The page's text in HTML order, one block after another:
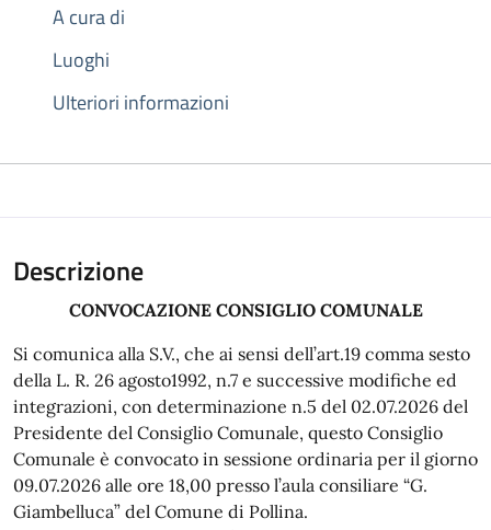
A cura di
Luoghi
Ulteriori informazioni
Descrizione
CONVOCAZIONE CONSIGLIO COMUNALE
Si comunica alla S.V., che ai sensi dell’art.19 comma sesto
della L. R. 26 agosto1992, n.7 e successive modifiche ed
integrazioni, con determinazione n.5 del 02.07.2026 del
Presidente del Consiglio Comunale, questo Consiglio
Comunale è convocato in sessione ordinaria per il giorno
09.07.2026 alle ore 18,00 presso l’aula consiliare “G.
Giambelluca” del Comune di Pollina.